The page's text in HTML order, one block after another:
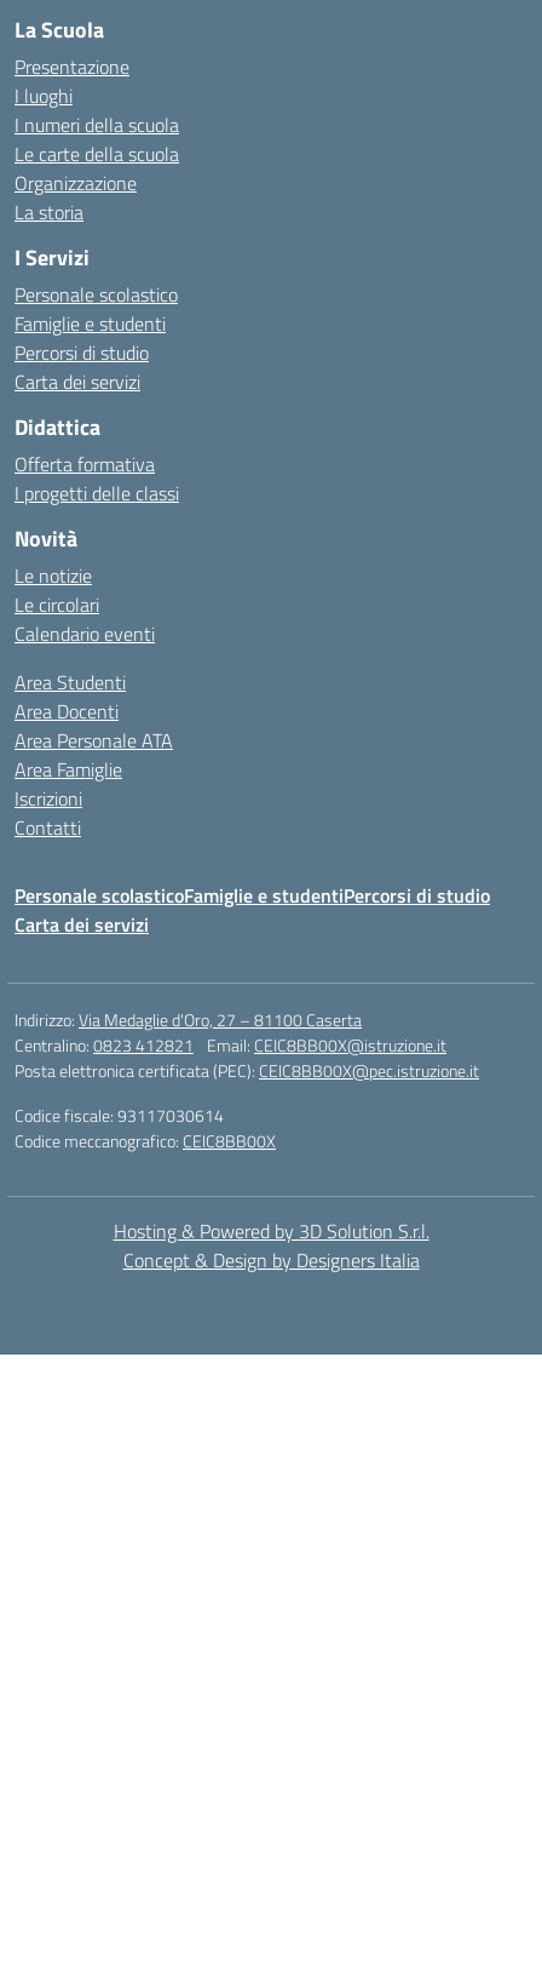
La Scuola
Presentazione
I luoghi
I numeri della scuola
Le carte della scuola
Organizzazione
La storia
I Servizi
Personale scolastico
Famiglie e studenti
Percorsi di studio
Carta dei servizi
Didattica
Offerta formativa
I progetti delle classi
Novità
Le notizie
Le circolari
Calendario eventi
Area Studenti
Area Docenti
Area Personale ATA
Area Famiglie
Iscrizioni
Contatti
Personale scolasticoFamiglie e studentiPercorsi di studio
Carta dei servizi
Indirizzo:Via Medaglie d'Oro, 27 – 81100 Caserta
Centralino:0823 412821 Email: CEIC8BB00X@istruzione.it
Posta elettronica certificata (PEC): CEIC8BB00X@pec.istruzione.it
Codice fiscale: 93117030614
Codice meccanografico: CEIC8BB00X
Hosting & Powered by 3D Solution S.r.l.
Concept & Design by Designers Italia